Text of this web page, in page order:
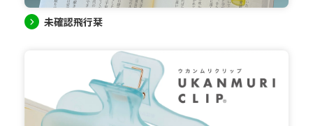
未確認飛行栞